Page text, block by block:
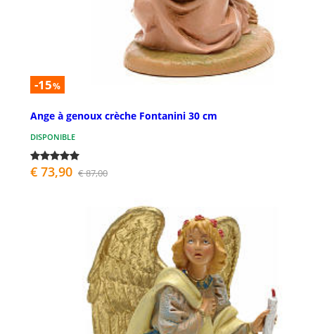
-15%
Ange à genoux crèche Fontanini 30 cm
DISPONIBLE
€ 73,90 € 87,00